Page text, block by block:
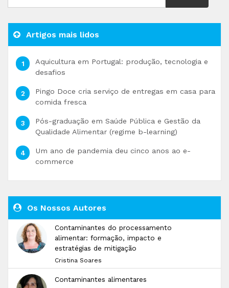
Artigos mais lidos
Aquicultura em Portugal: produção, tecnologia e
desafios
Pingo Doce cria serviço de entregas em casa para
comida fresca
Pós-graduação em Saúde Pública e Gestão da
Qualidade Alimentar (regime b-learning)
Um ano de pandemia deu cinco anos ao e-
commerce
Os Nossos Autores
Contaminantes do processamento
alimentar: formação, impacto e
estratégias de mitigação
Cristina Soares
Contaminantes alimentares